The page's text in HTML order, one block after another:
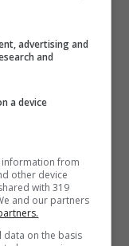
sulla
mettere in
e Donnesi
advertising and
and
a device
from
other device
with 319
and our partners
data on the basis